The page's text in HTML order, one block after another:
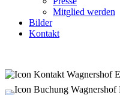
Mitglied werden
Bilder
Kontakt